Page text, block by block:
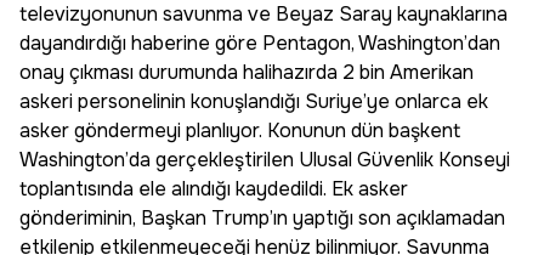
televizyonunun savunma ve Beyaz Saray kaynaklarına
dayandırdığı haberine göre Pentagon, Washington’dan
onay çıkması durumunda halihazırda 2 bin Amerikan
askeri personelinin konuşlandığı Suriye’ye onlarca ek
asker göndermeyi planlıyor. Konunun dün başkent
Washington’da gerçekleştirilen Ulusal Güvenlik Konseyi
toplantısında ele alındığı kaydedildi. Ek asker
gönderiminin, Başkan Trump’ın yaptığı son açıklamadan
etkilenip etkilenmeyeceği henüz bilinmiyor. Savunma